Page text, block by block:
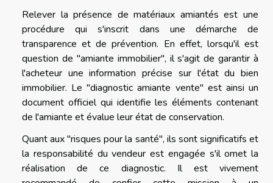
Relever la présence de matériaux amiantés est une
procédure qui s'inscrit dans une démarche de
transparence et de prévention. En effet, lorsqu'il est
question de "amiante immobilier", il s'agit de garantir à
l'acheteur une information précise sur l'état du bien
immobilier. Le "diagnostic amiante vente" est ainsi un
document officiel qui identifie les éléments contenant
de l'amiante et évalue leur état de conservation.
Quant aux "risques pour la santé", ils sont significatifs et
la responsabilité du vendeur est engagée s'il omet la
réalisation de ce diagnostic. Il est vivement